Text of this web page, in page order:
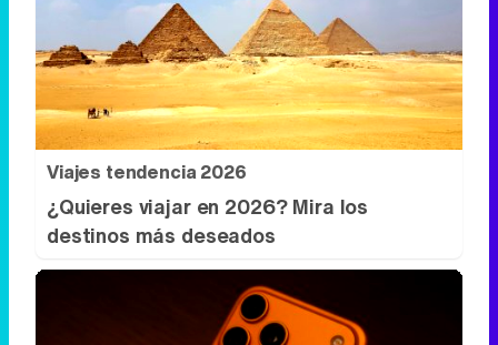
Viajes tendencia 2026
¿Quieres viajar en 2026? Mira los
destinos más deseados